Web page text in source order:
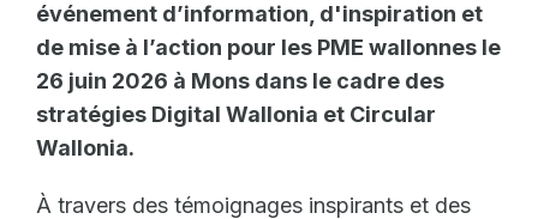
événement d’information, d'inspiration et
de mise à l’action pour les PME wallonnes le
26 juin 2026 à Mons dans le cadre des
stratégies Digital Wallonia et Circular
Wallonia.
À travers des témoignages inspirants et des